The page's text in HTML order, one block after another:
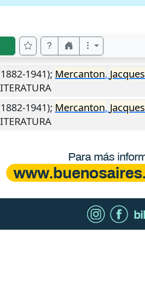
1941); Mercanton, Jacques
1941); Mercanton, Jacques